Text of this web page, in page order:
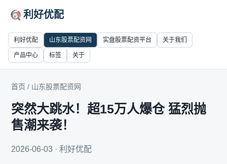
利好优配
利好优配 山东股票配资网 实盘股票配资平台 关于我们
产品中心 标签 关于
首页 / 山东股票配资网
突然大跳水！超15万人爆仓 猛烈抛
售潮来袭！
2026-06-03 · 利好优配